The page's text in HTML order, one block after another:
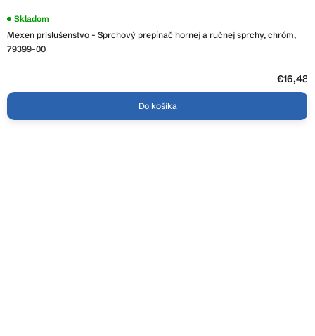
Mexen prislušenstvo - Sprchový prepínač hornej a ručnej sprchy, chróm,
79399-00
Skladom
€16,48
Do košíka